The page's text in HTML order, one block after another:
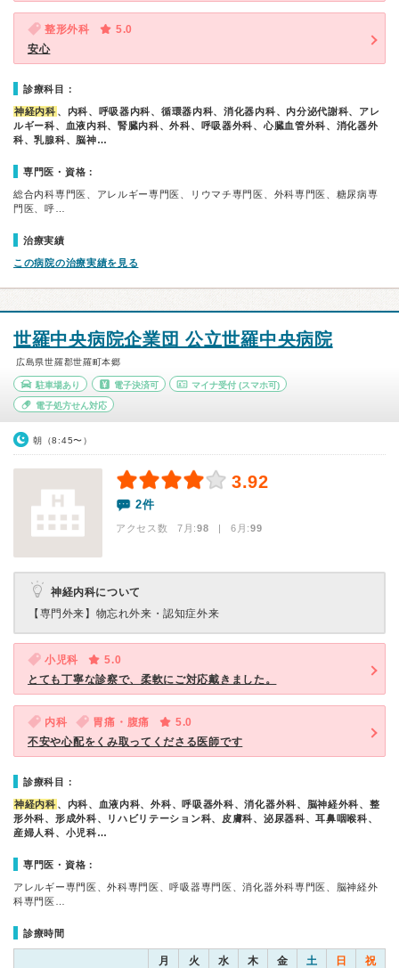
整形外科
5.0
安心
診療科目：
神経内科 、内科、呼吸器内科、循環器内科、消化器内科、内分泌代謝科、アレ
ルギー科、血液内科、腎臓内科、外科、呼吸器外科、心臓血管外科、消化器外
科、乳腺科、脳神…
専門医・資格：
総合内科専門医、アレルギー専門医、リウマチ専門医、外科専門医、糖尿病専
門医、呼…
治療実績
この病院の治療実績を見る
世羅中央病院企業団 公立世羅中央病院
広島県世羅郡世羅町本郷
駐車場あり 電子決済可 マイナ受付 (スマホ可)
電子処方せん対応
朝（8:45〜）
3.92
2件
アクセス数 7月:98 | 6月:99
神経内科について
【専門外来】 物忘れ外来・認知症外来
小児科
5.0
とても丁寧な診察で、柔軟にご対応戴きました。
内科 胃痛・腹痛
5.0
不安や心配をくみ取ってくださる医師です
診療科目：
神経内科 、内科、血液内科、外科、呼吸器外科、消化器外科、脳神経外科、整
形外科、形成外科、リハビリテーション科、皮膚科、泌尿器科、耳鼻咽喉科、
産婦人科、小児科…
専門医・資格：
アレルギー専門医、外科専門医、呼吸器専門医、消化器外科専門医、脳神経外
科専門医…
診療時間
月 火 水 木 金 土 日 祝